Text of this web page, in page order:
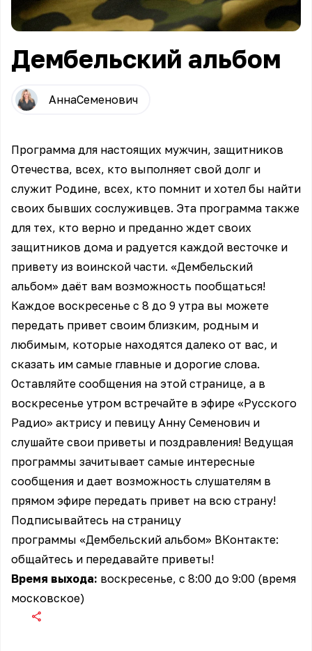
Дембельский альбом
АннаСеменович
Программа для настоящих мужчин, защитников
Отечества, всех, кто выполняет свой долг и
служит Родине, всех, кто помнит и хотел бы найти
своих бывших сослуживцев. Эта программа также
для тех, кто верно и преданно ждет своих
защитников дома и радуется каждой весточке и
привету из воинской части. «Дембельский
альбом» даёт вам возможность пообщаться!
Каждое воскресенье с 8 до 9 утра вы можете
передать привет своим близким, родным и
любимым, которые находятся далеко от вас, и
сказать им самые главные и дорогие слова.
Оставляйте сообщения на этой странице, а в
воскресенье утром встречайте в эфире «Русского
Радио» актрису и певицу Анну Семенович и
слушайте свои приветы и поздравления! Ведущая
программы зачитывает самые интересные
сообщения и дает возможность слушателям в
прямом эфире передать привет на всю страну!
Подписывайтесь на страницу
программы «Дембельский альбом» ВКонтакте:
общайтесь и передавайте приветы!
Время выхода: воскресенье, с 8:00 до 9:00 (время
московское)